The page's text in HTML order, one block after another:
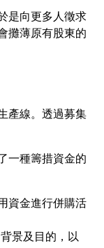
是向更多人徵求
攤薄原有股東的
產線。透過募集
一種籌措資金的
資金進行併購活
景及目的，以